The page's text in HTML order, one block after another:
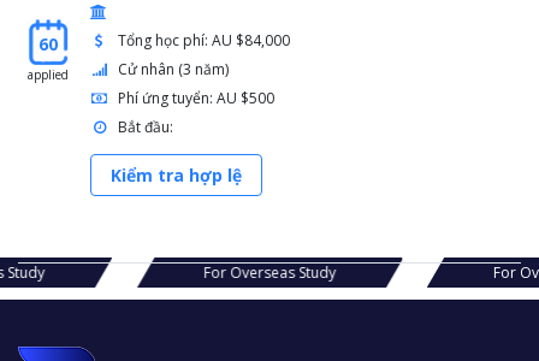
60
applied
Tổng học phí: AU $84,000
Cử nhân (3 năm)
Phí ứng tuyển: AU $500
Bắt đầu:
Kiểm tra hợp lệ
Study For Overseas Study